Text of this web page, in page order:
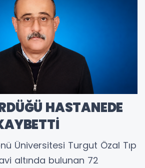
HASTANEDE
Üniversitesi Turgut Özal Tıp
altında bulunan 72